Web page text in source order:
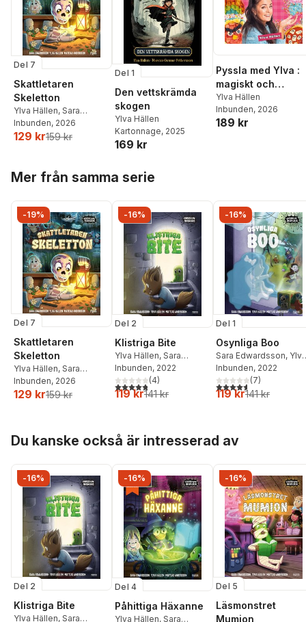
Del 7
Skattletaren
Skeletton
Ylva Hällen, Sara
Edwardsson
Inbunden, 2026
129 kr159 kr
Del 1
Den vettskrämda
skogen
Ylva Hällen
Kartonnage, 2025
169 kr
Pyssla med Ylva :
magiskt och
mumsigt
Ylva Hällen
Inbunden, 2026
189 kr
Mer från samma serie
-19%
Del 7
Skattletaren
Skeletton
Ylva Hällen, Sara
Edwardsson
Inbunden, 2026
129 kr159 kr
-16%
Del 2
Klistriga Bite
Ylva Hällen, Sara
Edwardsson
Inbunden, 2022
4,8utav 5 stjärnor. Totalt antal röster:
(4)
119 kr141 kr
-16%
Del 1
Osynliga Boo
Sara Edwardsson, Ylva
Hällen
Inbunden, 2022
4,6utav 5 stjärnor.
(7)
119 kr141 kr
Du kanske också är intresserad av
-16%
Del 2
Klistriga Bite
Ylva Hällen, Sara
-16%
Del 4
Påhittiga Häxanne
Ylva Hällen, Sara
-16%
Del 5
Läsmonstret
Mumion